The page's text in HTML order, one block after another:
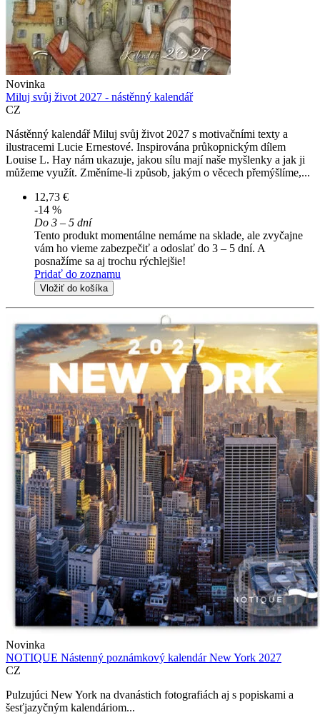
Novinka
Miluj svůj život 2027 - nástěnný kalendář
CZ
Nástěnný kalendář Miluj svůj život 2027 s motivačními texty a
ilustracemi Lucie Ernestové. Inspirována průkopnickým dílem
Louise L. Hay nám ukazuje, jakou sílu mají naše myšlenky a jak ji
můžeme využít. Změníme-li způsob, jakým o věcech přemýšlíme,...
12,73 €
-14 %
Do 3 – 5 dní
Tento produkt momentálne nemáme na sklade, ale zvyčajne
vám ho vieme zabezpečiť a odoslať do 3 – 5 dní. A
posnažíme sa aj trochu rýchlejšie!
Pridať do zoznamu
Vložiť do košíka
Novinka
NOTIQUE Nástenný poznámkový kalendár New York 2027
CZ
Pulzujúci New York na dvanástich fotografiách aj s popiskami a
šesťjazyčným kalendáriom...